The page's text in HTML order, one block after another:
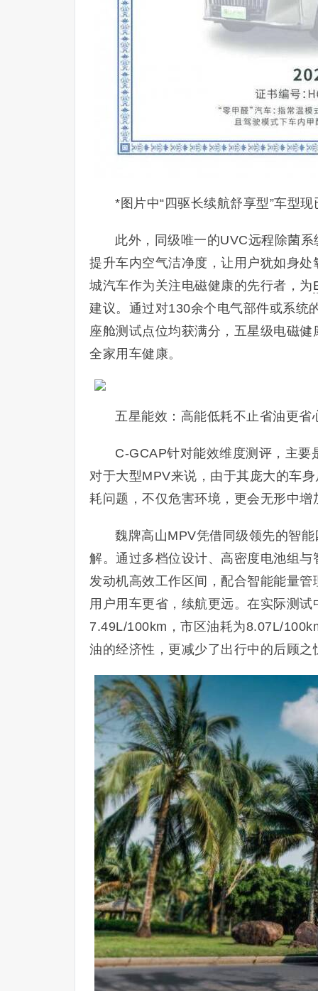
*图片中“四驱长续航舒享型”车型
此外，同级唯一的UVC远程除菌
提升车内空气洁净度，让用户犹如身
城汽车作为关注电磁健康的先行者，为
建议。通过对130余个电气部件或系统
座舱测试点位均获满分，五星级电磁
全家用车健康。
五星能效：高能低耗不止省油更省
C-GCAP针对能效维度测评，主
对于大型MPV来说，由于其庞大的车
耗问题，不仅危害环境，更会无形中
魏牌高山MPV凭借同级领先的智
解。通过多档位设计、高密度电池组
发动机高效工作区间，配合智能能量
用户用车更省，续航更远。在实际测
7.49L/100km，市区油耗为8.07L/
油的经济性，更减少了出行中的后顾之